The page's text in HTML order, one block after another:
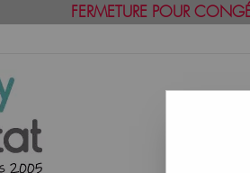
FERMETURE POUR